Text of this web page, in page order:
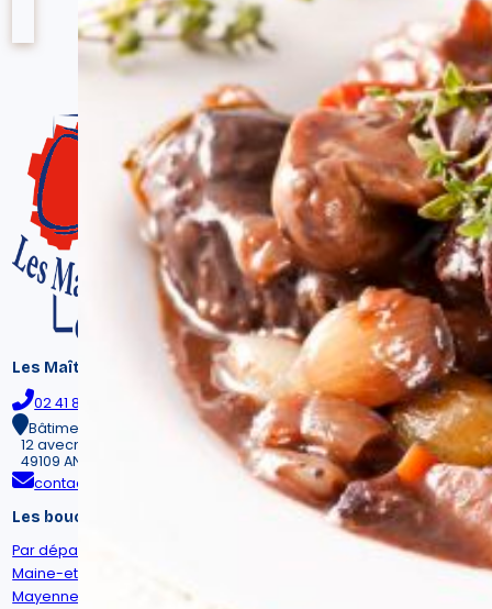
Les Maître Bouchers du Terroir
02 41 86 99 07
Bâtiment ATRIUM n°17.
12 avecnue Jean Joxe
49109 ANGERS CEDEX 02
contact@maitres-bouchers-terroir.fr
Les bouchers
Par département
Maine-et-Loire
Mayenne